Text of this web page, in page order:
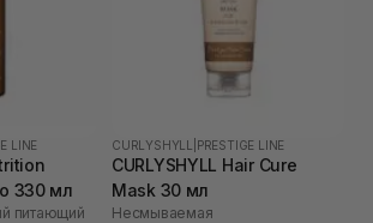
LINE
330 мл
питающий
CURLYSHYLL PRESTIGE LINE
CURLYSHYLL Hair Cure
Mask 30 мл
Несмываемая